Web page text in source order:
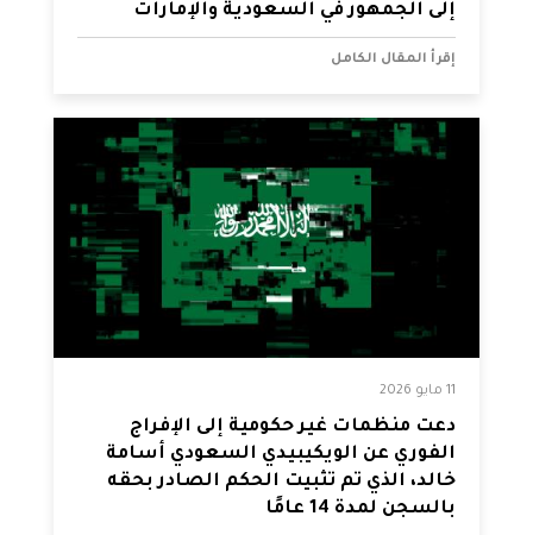
إلى الجمهور في السعودية والإمارات
إقرأ المقال الكامل
11 مايو 2026
دعت منظمات غير حكومية إلى الإفراج
الفوري عن الويكيبيدي السعودي أسامة
خالد، الذي تم تثبيت الحكم الصادر بحقه
بالسجن لمدة 14 عامًا